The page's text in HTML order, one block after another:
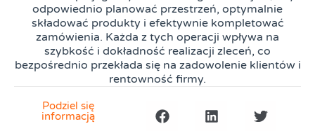
odpowiednio planować przestrzeń, optymalnie
składować produkty i efektywnie kompletować
zamówienia. Każda z tych operacji wpływa na
szybkość i dokładność realizacji zleceń, co
bezpośrednio przekłada się na zadowolenie klientów i
rentowność firmy.
Podziel się
informacją